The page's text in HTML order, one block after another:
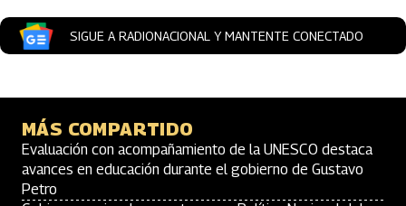
SIGUE A RADIONACIONAL Y MANTENTE CONECTADO
MÁS COMPARTIDO
Evaluación con acompañamiento de la UNESCO destaca
avances en educación durante el gobierno de Gustavo
Petro